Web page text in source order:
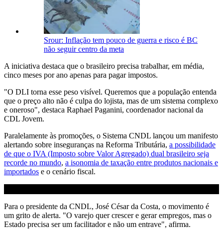
Srour: Inflação tem pouco de guerra e risco é BC
não seguir centro da meta
A iniciativa destaca que o brasileiro precisa trabalhar, em média,
cinco meses por ano apenas para pagar impostos.
"O DLI torna esse peso visível. Queremos que a população entenda
que o preço alto não é culpa do lojista, mas de um sistema complexo
e oneroso", destaca Raphael Paganini, coordenador nacional da
CDL Jovem.
Paralelamente às promoções, o Sistema CNDL lançou um manifesto
alertando sobre inseguranças na Reforma Tributária, a possibilidade
de que o IVA (Imposto sobre Valor Agregado) dual brasileiro seja
recorde no mundo, a isonomia de taxação entre produtos nacionais e
importados e o cenário fiscal.
Para o presidente da CNDL, José César da Costa, o movimento é
um grito de alerta. "O varejo quer crescer e gerar empregos, mas o
Estado precisa ser um facilitador e não um entrave", afirma.